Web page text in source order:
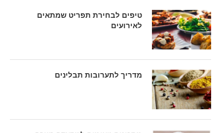
טיפים לבחירת תפריט שמתאים
לאירועים
מדריך לתערובות תבלינים